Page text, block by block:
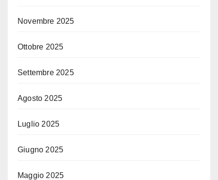
Novembre 2025
Ottobre 2025
Settembre 2025
Agosto 2025
Luglio 2025
Giugno 2025
Maggio 2025